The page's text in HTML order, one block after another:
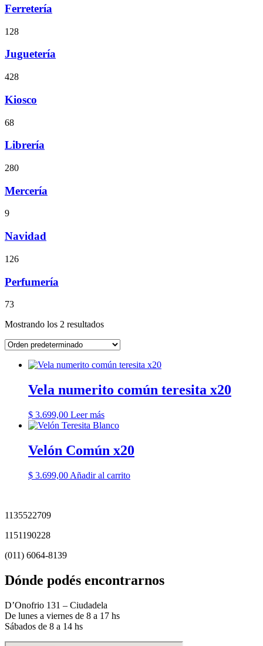
Ferretería
128
Juguetería
428
Kiosco
68
Librería
280
Mercería
9
Navidad
126
Perfumería
73
Mostrando los 2 resultados
Vela numerito común teresita x20
$ 3.699,00 Leer más
Velón Común x20
$ 3.699,00 Añadir al carrito
1135522709
1151190228
(011) 6064-8139
Dónde podés encontrarnos
D’Onofrio 131 – Ciudadela
De lunes a viernes de 8 a 17 hs
Sábados de 8 a 14 hs